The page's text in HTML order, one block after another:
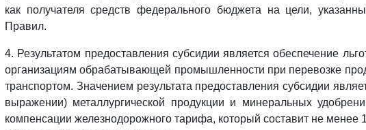
как получателя средств федерального бюджета на цели,
Правил.
4. Результатом предоставления субсидии является обеспечение
организациям обрабатывающей промышленности при перевозке
транспортом. Значением результата предоставления субсидии
выражении) металлургической продукции и минеральных
компенсации железнодорожного тарифа, который составит не менее